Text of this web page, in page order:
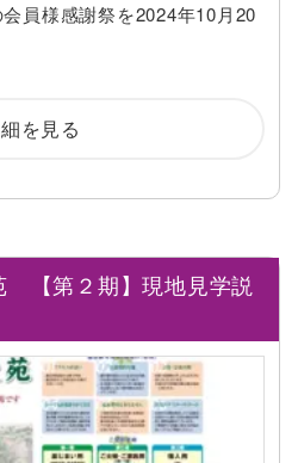
員様感謝祭を2024年10月20
を見る
【第２期】現地見学説